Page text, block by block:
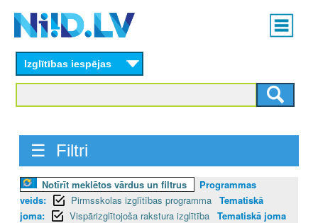
content
Main
menu
Izglītības iespējas
☰ Filtri
Notīrīt meklētos vārdus un filtrus
Programmas
veids:
Pirmsskolas izglītības programma Tematiskā
joma:
Vispārizglītojoša rakstura izglītība Tematiskā joma